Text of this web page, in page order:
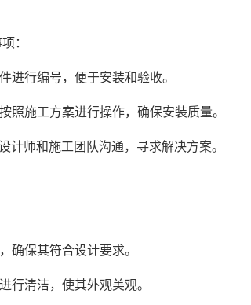
：
进行编号，便于安装和验收。
照施工方案进行操作，确保安装质量。
计师和施工团队沟通，寻求解决方案。
确保其符合设计要求。
行清洁，使其外观美观。